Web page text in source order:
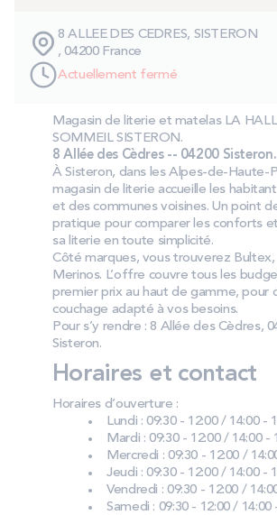
Technologie bultex
Nos engagements
Storelocator
Contact
Mon
8 ALLEE DES CEDRES, SISTERON
, 04200 France
Actuellement fermé
Magasin de literie et matelas LA
SOMMEIL SISTERON.
8 Allée des Cèdres -- 04200 Sisteron.
À Sisteron, dans les
magasin de literie accueille les
et des communes voisines. Un point
pratique pour comparer les conforts
sa literie en toute simplicité.
Côté marques, vous trouverez
Merinos. L’offre couvre tous les
premier prix au haut de gamme, pour
couchage adapté à vos besoins.
Pour s’y rendre : 8 Allée des Cèdres,
Sisteron.
Horaires et contact
Horaires d’ouverture :
Lundi : 09:30 - 12:00 / 14:00 -
Mardi : 09:30 - 12:00 / 14:00 -
Mercredi : 09:30 - 12:00 /
Jeudi : 09:30 - 12:00 / 14:00 -
Vendredi : 09:30 - 12:00 /
Samedi : 09:30 - 12:00 / 14:00